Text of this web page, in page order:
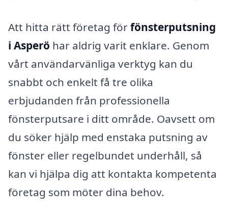
Att hitta rätt företag förfönsterputsning
i Asperö har aldrig varit enklare. Genom
vårt användarvänliga verktyg kan du
snabbt och enkelt få tre olika
erbjudanden från professionella
fönsterputsare i ditt område. Oavsett om
du söker hjälp med enstaka putsning av
fönster eller regelbundet underhåll, så
kan vi hjälpa dig att kontakta kompetenta
företag som möter dina behov.